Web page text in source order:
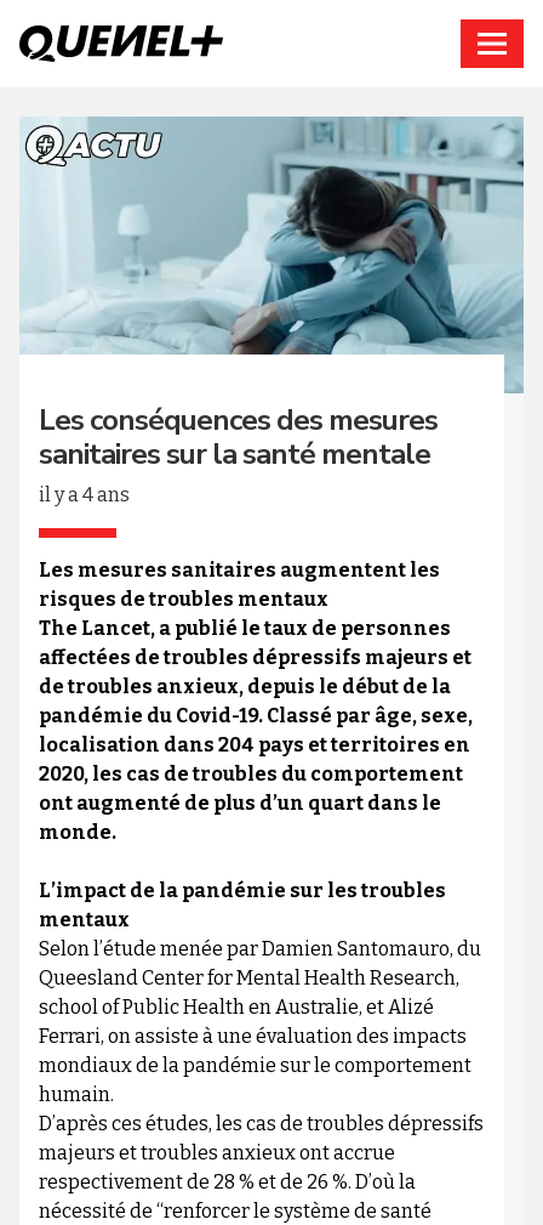
Les conséquences des mesures
sanitaires sur la santé mentale
il y a 4 ans
Les mesures sanitaires augmentent les
risques de troubles mentaux
The Lancet, a publié le taux de personnes
affectées de troubles dépressifs majeurs et
de troubles anxieux, depuis le début de la
pandémie du Covid-19. Classé par âge, sexe,
localisation dans 204 pays et territoires en
2020, les cas de troubles du comportement
ont augmenté de plus d’un quart dans le
monde.
L’impact de la pandémie sur les troubles
mentaux
Selon l’étude menée par Damien Santomauro, du
Queesland Center for Mental Health Research,
school of Public Health en Australie, et Alizé
Ferrari, on assiste à une évaluation des impacts
mondiaux de la pandémie sur le comportement
humain.
D’après ces études, les cas de troubles dépressifs
majeurs et troubles anxieux ont accrue
respectivement de 28 % et de 26 %. D’où la
nécessité de “renforcer le système de santé